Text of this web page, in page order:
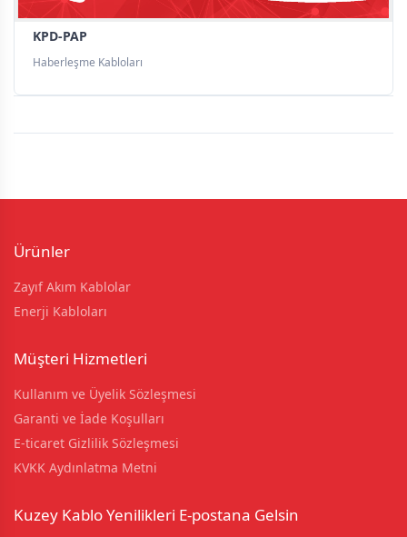
KPD-PAP
Haberleşme Kabloları
Ürünler
Zayıf Akım Kablolar
Enerji Kabloları
Müşteri Hizmetleri
Kullanım ve Üyelik Sözleşmesi
Garanti ve İade Koşulları
E-ticaret Gizlilik Sözleşmesi
KVKK Aydınlatma Metni
Kuzey Kablo Yenilikleri E-postana Gelsin